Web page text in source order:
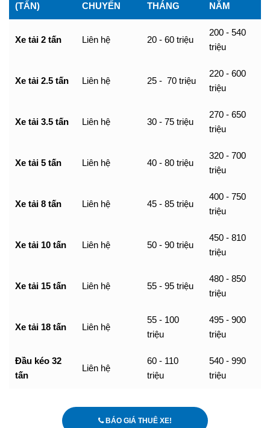
(TẤN)
CHUYẾN
THÁNG
NĂM
Xe tải 2 tấn Liên hệ 20 - 60 triệu
200 - 540
triệu
Xe tải 2.5 tấn Liên hệ 25 - 70 triệu
220 - 600
triệu
Xe tải 3.5 tấn Liên hệ 30 - 75 triệu
270 - 650
triệu
Xe tải 5 tấn Liên hệ 40 - 80 triệu
320 - 700
triệu
Xe tải 8 tấn Liên hệ 45 - 85 triệu
400 - 750
triệu
Xe tải 10 tấn Liên hệ 50 - 90 triệu
450 - 810
triệu
Xe tải 15 tấn Liên hệ 55 - 95 triệu
480 - 850
triệu
Xe tải 18 tấn Liên hệ
55 - 100
triệu
495 - 900
triệu
Đầu kéo 32
tấn
Liên hệ
60 - 110
triệu
540 - 990
triệu
BÁO GIÁ THUÊ XE!